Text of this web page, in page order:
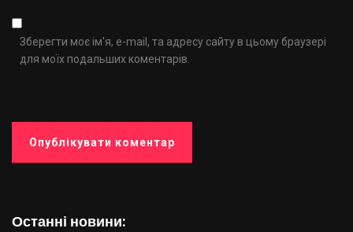
Останні новини:
Зберегти моє ім'я, e-mail, та адресу сайту в цьому браузері
для моїх подальших коментарів.